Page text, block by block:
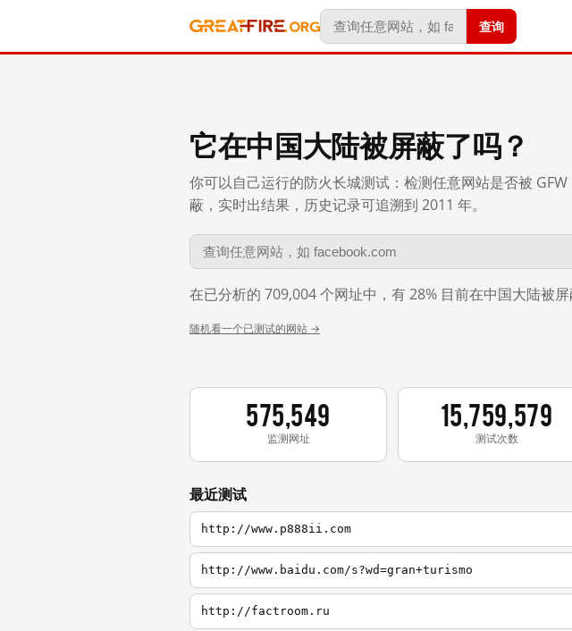
查询
它在中国大陆被屏蔽了吗？
你可以自己运行的防火长城测试：检测任意网站是否被 GFW
蔽，实时出结果，历史记录可追溯到 2011 年。
在已分析的 709,004 个网址中，有 28% 目前在中国大陆被屏
随机看一个已测试的网站 →
575,549
监测网址
15,759,579
测试次数
最近测试
http://www.p888ii.com
http://www.baidu.com/s?wd=gran+turismo
http://factroom.ru